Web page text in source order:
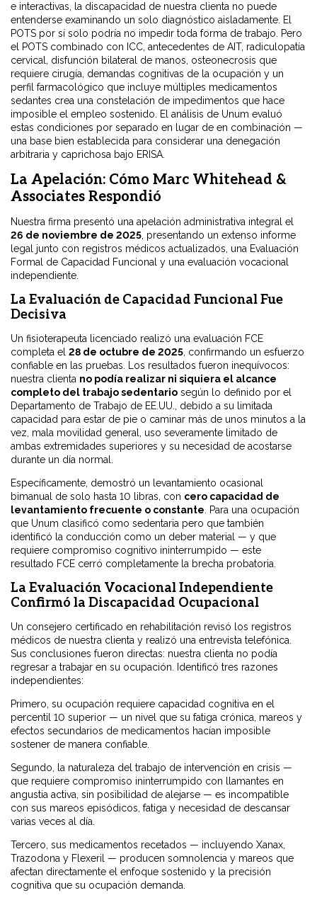
e interactivas, la discapacidad de nuestra clienta no puede
entenderse examinando un solo diagnóstico aisladamente. El
POTS por sí solo podría no impedir toda forma de trabajo. Pero
el POTS combinado con ICC, antecedentes de AIT, radiculopatía
cervical, disfunción bilateral de manos, osteonecrosis que
requiere cirugía, demandas cognitivas de la ocupación y un
perfil farmacológico que incluye múltiples medicamentos
sedantes crea una constelación de impedimentos que hace
imposible el empleo sostenido. El análisis de Unum evaluó
estas condiciones por separado en lugar de en combinación —
una base bien establecida para considerar una denegación
arbitraria y caprichosa bajo ERISA.
La Apelación: Cómo Marc Whitehead &
Associates Respondió
Nuestra firma presentó una apelación administrativa integral el
26 de noviembre de 2025 , presentando un extenso informe
legal junto con registros médicos actualizados, una Evaluación
Formal de Capacidad Funcional y una evaluación vocacional
independiente.
La Evaluación de Capacidad Funcional Fue
Decisiva
Un fisioterapeuta licenciado realizó una evaluación FCE
completa el 28 de octubre de 2025 , confirmando un esfuerzo
confiable en las pruebas. Los resultados fueron inequívocos:
nuestra clienta no podía realizar ni siquiera el alcance
completo del trabajo sedentario según lo definido por el
Departamento de Trabajo de EE.UU., debido a su limitada
capacidad para estar de pie o caminar más de unos minutos a la
vez, mala movilidad general, uso severamente limitado de
ambas extremidades superiores y su necesidad de acostarse
durante un día normal.
Específicamente, demostró un levantamiento ocasional
bimanual de solo hasta 10 libras, con cero capacidad de
levantamiento frecuente o constante . Para una ocupación
que Unum clasificó como sedentaria pero que también
identificó la conducción como un deber material — y que
requiere compromiso cognitivo ininterrumpido — este
resultado FCE cerró completamente la brecha probatoria.
La Evaluación Vocacional Independiente
Confirmó la Discapacidad Ocupacional
Un consejero certificado en rehabilitación revisó los registros
médicos de nuestra clienta y realizó una entrevista telefónica.
Sus conclusiones fueron directas: nuestra clienta no podía
regresar a trabajar en su ocupación. Identificó tres razones
independientes:
Primero, su ocupación requiere capacidad cognitiva en el
percentil 10 superior — un nivel que su fatiga crónica, mareos y
efectos secundarios de medicamentos hacían imposible
sostener de manera confiable.
Segundo, la naturaleza del trabajo de intervención en crisis —
que requiere compromiso ininterrumpido con llamantes en
angustia activa, sin posibilidad de alejarse — es incompatible
con sus mareos episódicos, fatiga y necesidad de descansar
varias veces al día.
Tercero, sus medicamentos recetados — incluyendo Xanax,
Trazodona y Flexeril — producen somnolencia y mareos que
afectan directamente el enfoque sostenido y la precisión
cognitiva que su ocupación demanda.